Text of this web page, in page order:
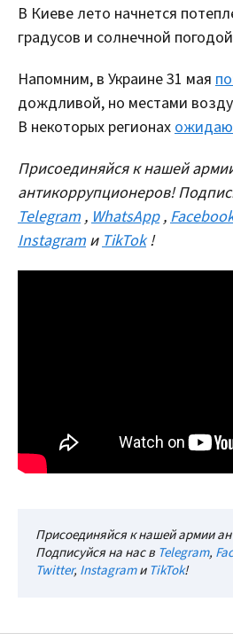
В Киеве лето начнется
градусов и солнечной
Напомним, в Украине 31 мая
дождливой, но местами
В некоторых регионах
Присоединяйся к нашей
антикоррупционеров!
Telegram , WhatsApp ,
Instagram и TikTok !
Присоединяйся к нашей армии
Подписуйся на нас в Telegram,
Twitter, InstagramиTikTok!